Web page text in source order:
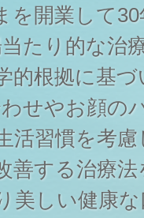
を開業して
たり的な治
的根拠に基づ
せやお顔の
活習慣を考慮
善する治療
美しい健康